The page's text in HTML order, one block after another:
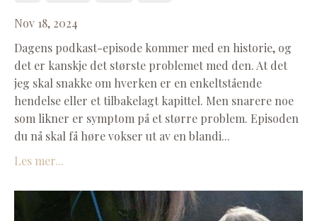
Nov 18, 2024
Dagens podkast-episode kommer med en historie, og
det er kanskje det største problemet med den. At det
jeg skal snakke om hverken er en enkeltstående
hendelse eller et tilbakelagt kapittel. Men snarere noe
som likner er symptom på et større problem. Episoden
du nå skal få høre vokser ut av en blandi...
Les mer...